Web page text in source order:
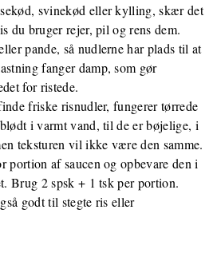
svinekød eller kylling, skær det
du bruger rejer, pil og rens dem.
pande, så nudlerne har plads til at
fanger damp, som gør
for ristede.
friske risnudler, fungerer tørrede
i varmt vand, til de er bøjelige, i
teksturen vil ikke være den samme.
portion af saucen og opbevare den i
Brug 2 spsk + 1 tsk per portion.
godt til stegte ris eller